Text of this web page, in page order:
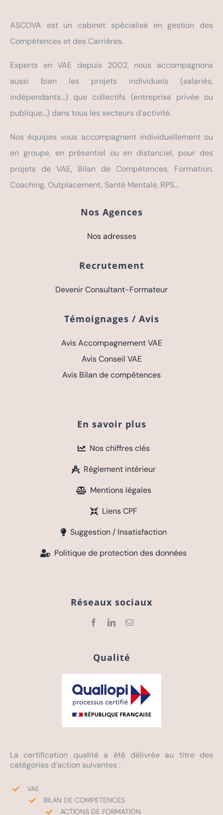
ASCOVA est un cabinet spécialisé en gestion des
Compétences et des Carrières.
Experts en VAE depuis 2002, nous accompagnons
aussi bien les projets individuels (salariés,
indépendants…) que collectifs (entreprise privée ou
publique…) dans tous les secteurs d’activité.
Nos équipes vous accompagnent individuellement ou
en groupe, en présentiel ou en distanciel, pour des
projets de VAE, Bilan de Compétences, Formation,
Coaching, Outplacement, Santé Mentale, RPS…
Nos Agences
Nos adresses
Recrutement
Devenir Consultant-Formateur
Témoignages / Avis
Avis Accompagnement VAE
Avis Conseil VAE
Avis Bilan de compétences
En savoir plus
Nos chiffres clés
Règlement intérieur
Mentions légales
Liens CPF
Suggestion / Insatisfaction
Politique de protection des données
Réseaux sociaux
Qualité
La certification qualité a été délivrée au titre des
catégories d’action suivantes :
VAE
BILAN DE COMPETENCES
ACTIONS DE FORMATION